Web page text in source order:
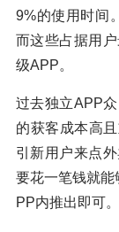
9%的使用时间
而这些占据用
级APP。
过去独立APP
的获客成本高
引新用户来点
要花一笔钱就
PP内推出即可。